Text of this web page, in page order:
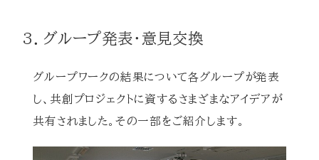
3．グループ発表・意見交換
グループワークの結果について各グループが発表
し、共創プロジェクトに資するさまざまなアイデアが
共有されました。その一部をご紹介します。